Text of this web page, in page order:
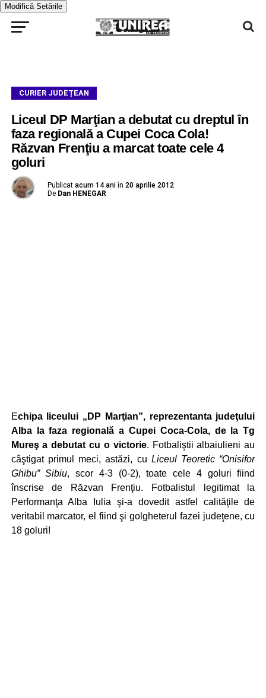
Modifică Setările
CURIER JUDEȚEAN
Liceul DP Marţian a debutat cu dreptul în
faza regională a Cupei Coca Cola!
Răzvan Frenţiu a marcat toate cele 4
goluri
Publicat acum 14 ani în 20 aprilie 2012
De Dan HENEGAR
Echipa liceului „DP Marţian”, reprezentanta judeţului
Alba la faza regională a Cupei Coca-Cola, de la Tg
Mureş a debutat cu o victorie. Fotbaliştii albaiulieni au
câştigat primul meci, astăzi, cu Liceul Teoretic “Onisifor
Ghibu” Sibiu, scor 4-3 (0-2), toate cele 4 goluri fiind
înscrise de Răzvan Frenţiu. Fotbalistul legitimat la
Performanţa Alba Iulia şi-a dovedit astfel calităţile de
veritabil marcator, el fiind şi golgheterul fazei judeţene, cu
18 goluri!